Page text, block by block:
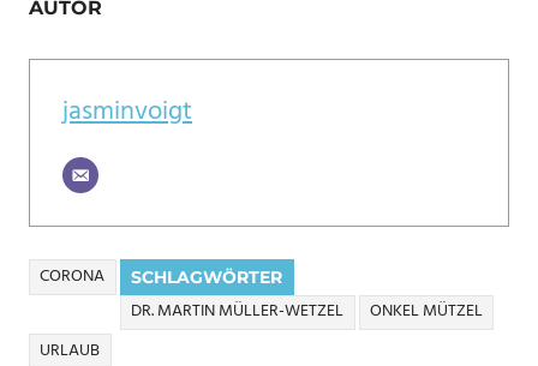
AUTOR
jasminvoigt
SCHLAGWÖRTER
CORONA
DR. MARTIN MÜLLER-WETZEL
ONKEL MÜTZEL
URLAUB